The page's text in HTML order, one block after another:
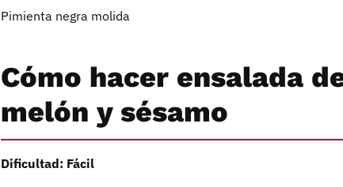
Pimienta negra molida
Cómo hacer ensalada
melón y sésamo
Dificultad: Fácil